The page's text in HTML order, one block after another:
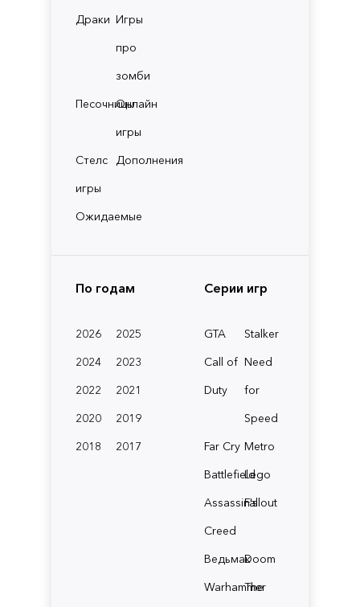
Драки Игры
про
зомби
ПесочницыОнлайн
игры
Стелс
игры
Дополнения
Ожидаемые
По годам
2026
2025
2024
2023
2022
2021
2020
2019
2018
2017
Серии игр
GTA
Stalker
Call of
Duty
Need
for
Speed
Far Cry Metro
BattlefieldLego
Assassin's
Creed
Fallout
ВедьмакDoom
Warhammer
The